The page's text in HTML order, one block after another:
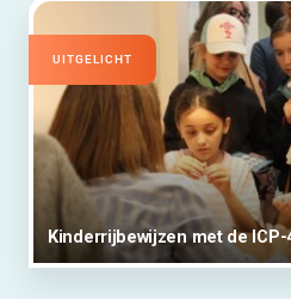
UITGELICHT
Kinderrijbewijzen met de ICP-